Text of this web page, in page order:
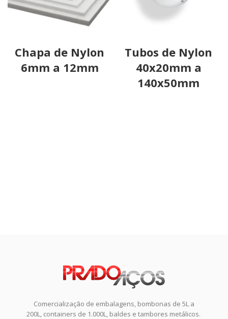
Chapa de Nylon
6mm a 12mm
Tubos de Nylon
40x20mm a
140x50mm
Comercialização de embalagens, bombonas de 5L a
200L, containers de 1.000L, baldes e tambores metálicos.